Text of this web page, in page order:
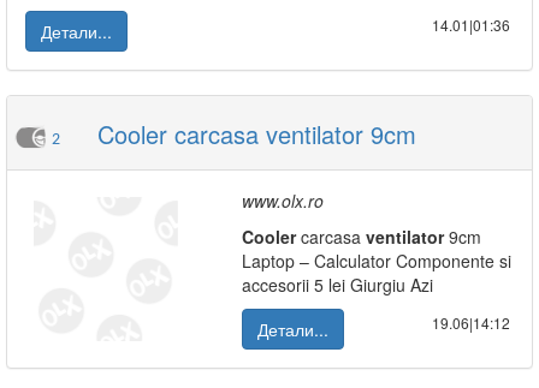
Детали...
14.01|01:36
2 Cooler carcasa ventilator 9cm
www.olx.ro
Coolercarcasa ventilator9cm
Laptop – Calculator Componente si
accesorii 5 lei Giurgiu Azi
Детали...
19.06|14:12